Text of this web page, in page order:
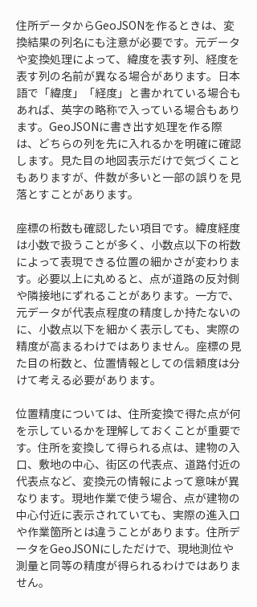
住所データからGeoJSONを作るときは、変
換結果の列名にも注意が必要です。元データ
や変換処理によって、緯度を表す列、経度を
表す列の名前が異なる場合があります。日本
語で「緯度」「経度」と書かれている場合も
あれば、英字の略称で入っている場合もあり
ます。GeoJSONに書き出す処理を作る際
は、どちらの列を先に入れるかを明確に確認
します。見た目の地図表示だけで気づくこと
もありますが、件数が多いと一部の誤りを見
落とすことがあります。
座標の桁数も確認したい項目です。緯度経度
は小数で扱うことが多く、小数点以下の桁数
によって表現できる位置の細かさが変わりま
す。必要以上に丸めると、点が道路の反対側
や隣接地にずれることがあります。一方で、
元データが代表点程度の精度しか持たないの
に、小数点以下を細かく表示しても、実際の
精度が高まるわけではありません。座標の見
た目の桁数と、位置情報としての信頼度は分
けて考える必要があります。
位置精度については、住所変換で得た点が何
を示しているかを理解しておくことが重要で
す。住所を変換して得られる点は、建物の入
口、敷地の中心、街区の代表点、道路付近の
代表点など、変換元の情報によって意味が異
なります。現地作業で使う場合、点が建物の
中心付近に表示されていても、実際の進入口
や作業箇所とは違うことがあります。住所デ
ータをGeoJSONにしただけで、現地測位や
測量と同等の精度が得られるわけではありま
せん。